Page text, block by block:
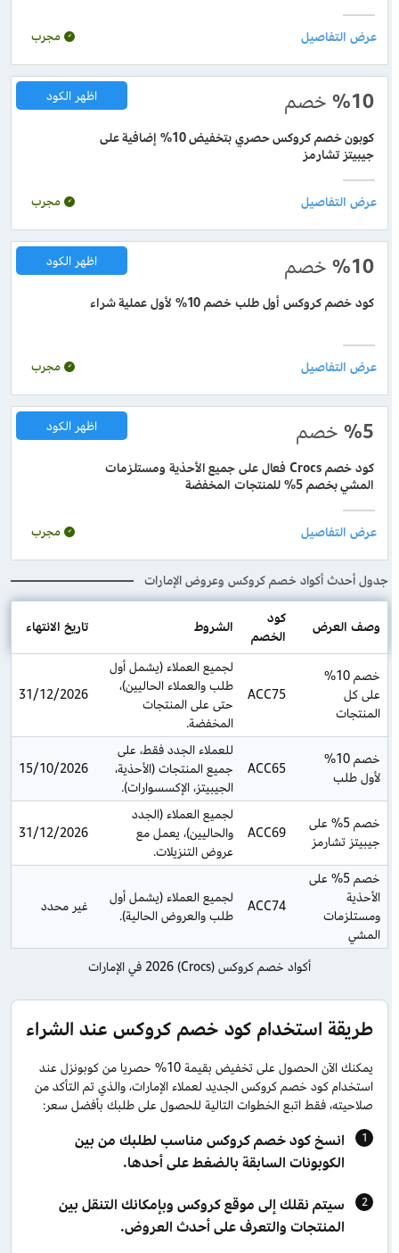
مجرب
%10 خصم
كوبون خصم كروكس حصري بتخفيض 10% إضافية على
جيبيتز تشارمز
اظهر الكود
مجرب
%10 خصم
كود خصم كروكس أول طلب خصم 10% لأول عملية شراء
اظهر الكود
مجرب
%5 خصم
كود خصم Crocs فعال على جميع الأحذية ومستلزمات
المشي بخصم 5% للمنتجات المخفضة
اظهر الكود
مجرب
جدول أحدث أكواد خصم كروكس وعروض الإمارات
أكواد خصم كروكس (Crocs) 2026 في الإمارات
وصف العرض
كود
الخصم
الشروط تاريخ الانتهاء
خصم 10%
على كل
المنتجات
ACC75
لجميع العملاء (يشمل أول
طلب والعملاء الحاليين)،
حتى على المنتجات
المخفضة.
31/12/2026
خصم 10%
لأول طلب
ACC65
للعملاء الجدد فقط، على
جميع المنتجات (الأحذية،
الجيبيتز، الإكسسوارات).
15/10/2026
خصم 5% على
جيبيتز تشارمز
ACC69
لجميع العملاء (الجدد
والحاليين)، يعمل مع
عروض التنزيلات.
31/12/2026
خصم 5% على
الأحذية
ومستلزمات
المشي
ACC74
لجميع العملاء (يشمل أول
طلب والعروض الحالية).
غير محدد
طريقة استخدام كود خصم كروكس عند الشراء
يمكنك الآن الحصول على تخفيض بقيمة 10% حصريا من كوبونزل عند
استخدام كود خصم كروكس الجديد لعملاء الإمارات، والذي تم التأكد من
صلاحيته، فقط اتبع الخطوات التالية للحصول على طلبك بأفضل سعر:
انسخ كود خصم كروكس مناسب لطلبك من بين
الكوبونات السابقة بالضغط على أحدها.
سيتم نقلك إلى موقع كروكس وبإمكانك التنقل بين
المنتجات والتعرف على أحدث العروض.